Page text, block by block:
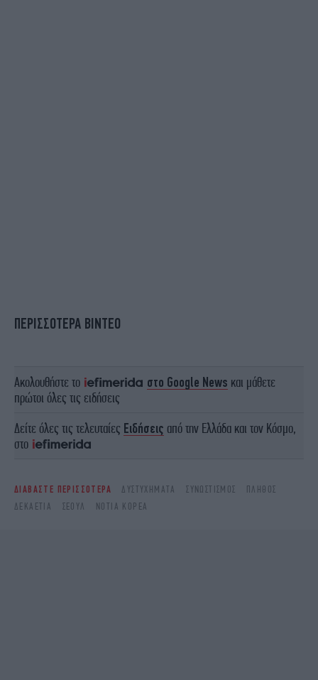
ΠΕΡΙΣΣΟΤΕΡΑ ΒΙΝΤΕΟ
Ακολουθήστε το στο Google News και μάθετε
πρώτοι όλες τις ειδήσεις
Δείτε όλες τις τελευταίες Ειδήσεις από την Ελλάδα και τον Κόσμο,
στο
ΔΙΑΒΑΣΤΕ ΠΕΡΙΣΣΟΤΕΡΑ ΔΥΣΤΥΧΉΜΑΤΑ ΣΥΝΩΣΤΙΣΜΌΣ
ΠΛΉΘΟΣ
ΔΕΚΑΕΤΊΑ
ΣΕΟΎΛ ΝΌΤΙΑ ΚΟΡΈΑ